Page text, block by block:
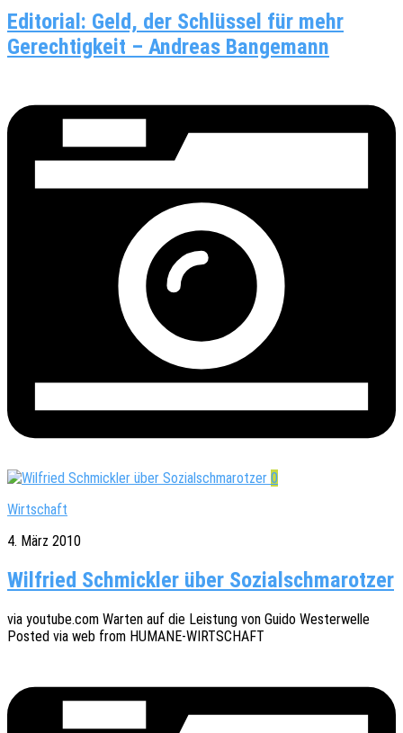
Editorial: Geld, der Schlüssel für mehr
Gerechtigkeit – Andreas Bangemann
0
Wirtschaft
4. März 2010
Wilfried Schmickler über Sozialschmarotzer
via youtube.com Warten auf die Leis­tung von Guido Wester­wel­le
Posted via web from HUMANE-WIRTSCHAFT